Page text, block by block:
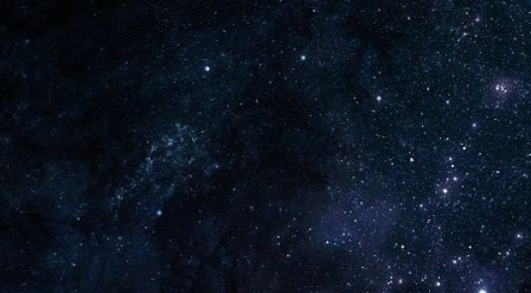
Plus de 2800 critiques de films